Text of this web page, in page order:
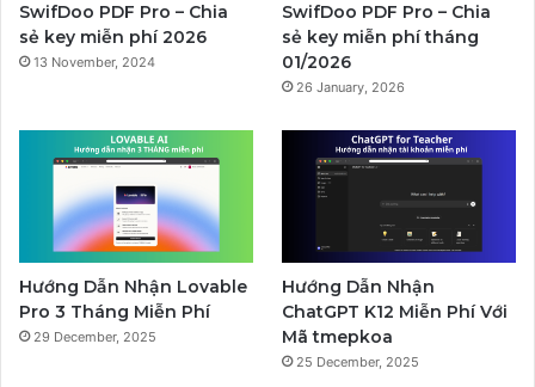
SwifDoo PDF Pro – Chia
sẻ key miễn phí 2026
13 November, 2024
SwifDoo PDF Pro – Chia
sẻ key miễn phí tháng
01/2026
26 January, 2026
Hướng Dẫn Nhận Lovable
Pro 3 Tháng Miễn Phí
29 December, 2025
Hướng Dẫn Nhận
ChatGPT K12 Miễn Phí Với
Mã tmepkoa
25 December, 2025